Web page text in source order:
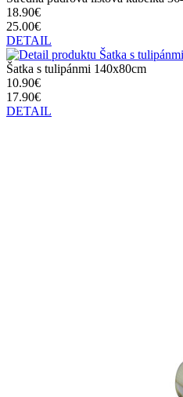
18.90€
25.00€
DETAIL
Šatka s tulipánmi 140x80cm
10.90€
17.90€
DETAIL